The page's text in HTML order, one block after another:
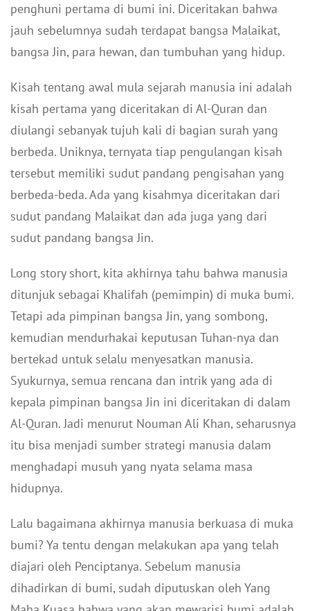
penghuni pertama di bumi ini. Diceritakan bahwa
jauh sebelumnya sudah terdapat bangsa Malaikat,
bangsa Jin, para hewan, dan tumbuhan yang hidup.
Kisah tentang awal mula sejarah manusia ini adalah
kisah pertama yang diceritakan di Al-Quran dan
diulangi sebanyak tujuh kali di bagian surah yang
berbeda. Uniknya, ternyata tiap pengulangan kisah
tersebut memiliki sudut pandang pengisahan yang
berbeda-beda. Ada yang kisahmya diceritakan dari
sudut pandang Malaikat dan ada juga yang dari
sudut pandang bangsa Jin.
Long story short, kita akhirnya tahu bahwa manusia
ditunjuk sebagai Khalifah (pemimpin) di muka bumi.
Tetapi ada pimpinan bangsa Jin, yang sombong,
kemudian mendurhakai keputusan Tuhan-nya dan
bertekad untuk selalu menyesatkan manusia.
Syukurnya, semua rencana dan intrik yang ada di
kepala pimpinan bangsa Jin ini diceritakan di dalam
Al-Quran. Jadi menurut Nouman Ali Khan, seharusnya
itu bisa menjadi sumber strategi manusia dalam
menghadapi musuh yang nyata selama masa
hidupnya.
Lalu bagaimana akhirnya manusia berkuasa di muka
bumi? Ya tentu dengan melakukan apa yang telah
diajari oleh Penciptanya. Sebelum manusia
dihadirkan di bumi, sudah diputuskan oleh Yang